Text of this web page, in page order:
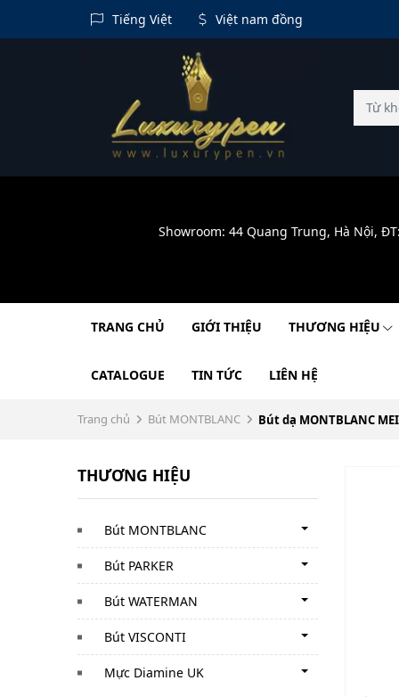
Tiếng Việt Việt nam đồng
Showroom: 44 Quang Trung, Hà Nội, ĐT:
TRANG CHỦ GIỚI THIỆU THƯƠNG HIỆU
CATALOGUE TIN TỨC LIÊN HỆ
Trang chủ Bút MONTBLANC Bút dạ MONTBLANC
THƯƠNG HIỆU
Bút MONTBLANC
Bút PARKER
Bút WATERMAN
Bút VISCONTI
Mực Diamine UK